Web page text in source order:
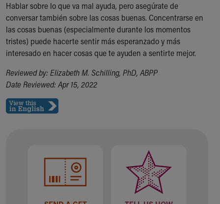
Hablar sobre lo que va mal ayuda, pero asegúrate de
conversar también sobre las cosas buenas. Concentrarse en
las cosas buenas (especialmente durante los momentos
tristes) puede hacerte sentir más esperanzado y más
interesado en hacer cosas que te ayuden a sentirte mejor.
Reviewed by: Elizabeth M. Schilling, PhD, ABPP
Date Reviewed: Apr 15, 2022